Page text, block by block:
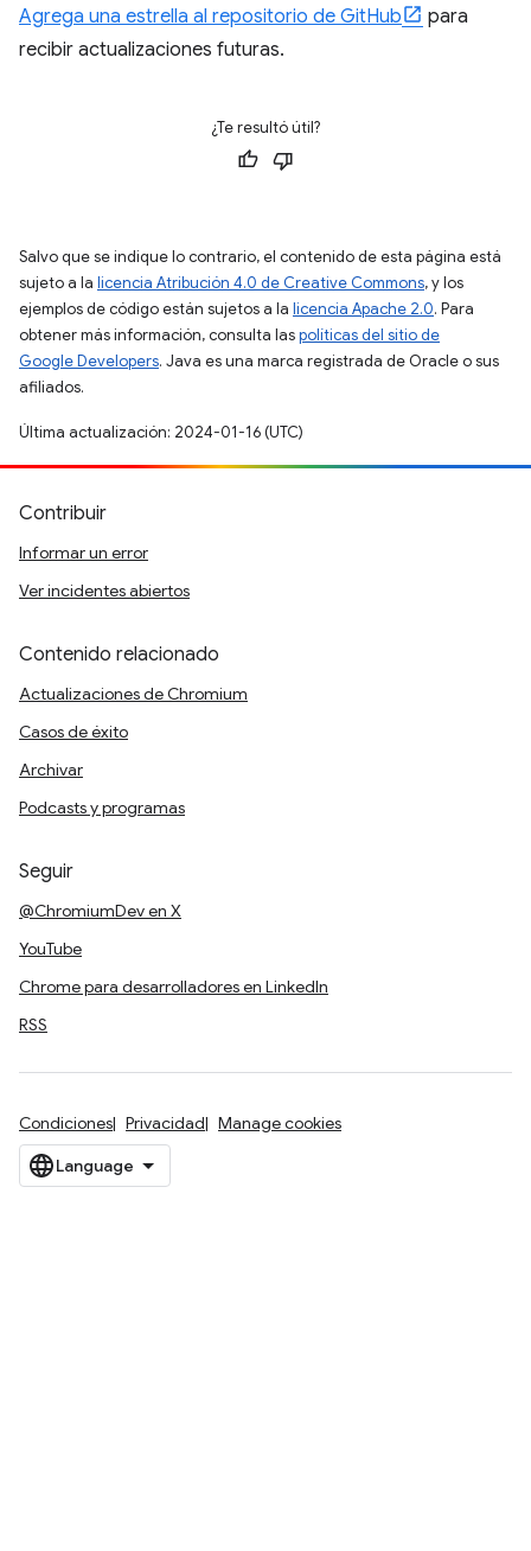
Agrega una estrella al repositorio de GitHub
para
recibir actualizaciones futuras.
¿Te resultó útil?
Salvo que se indique lo contrario, el contenido de esta página está
sujeto a la licencia Atribución 4.0 de Creative Commons, y los
ejemplos de código están sujetos a la licencia Apache 2.0. Para
obtener más información, consulta laspolíticas del sitio de
Google Developers. Java es una marca registrada de Oracle o sus
afiliados.
Última actualización: 2024-01-16 (UTC)
Contribuir
Informar un error
Ver incidentes abiertos
Contenido relacionado
Actualizaciones de Chromium
Casos de éxito
Archivar
Podcasts y programas
Seguir
@ChromiumDev en X
YouTube
Chrome para desarrolladores en LinkedIn
RSS
Condiciones Privacidad Manage cookies